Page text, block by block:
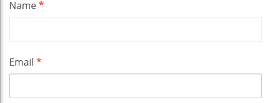
Name*
Email *